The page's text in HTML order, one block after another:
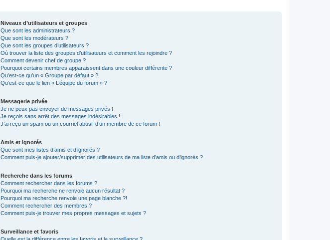
Niveaux d’utilisateurs et groupes
Que sont les administrateurs ?
Que sont les modérateurs ?
Que sont les groupes d’utilisateurs ?
Où trouver la liste des groupes d’utilisateurs et comment les rejoindre ?
Comment devenir chef de groupe ?
Pourquoi certains membres apparaissent dans une couleur différente ?
Qu’est-ce qu’un « Groupe par défaut » ?
Qu’est-ce que le lien « L’équipe du forum » ?
Messagerie privée
Je ne peux pas envoyer de messages privés !
Je reçois sans arrêt des messages indésirables !
J’ai reçu un spam ou un courriel abusif d’un membre de ce forum !
Amis et ignorés
Que sont mes listes d’amis et d’ignorés ?
Comment puis-je ajouter/supprimer des utilisateurs de ma liste d’amis ou d’ignorés ?
Recherche dans les forums
Comment rechercher dans les forums ?
Pourquoi ma recherche ne renvoie aucun résultat ?
Pourquoi ma recherche renvoie une page blanche ?!
Comment rechercher des membres ?
Comment puis-je trouver mes propres messages et sujets ?
Surveillance et favoris